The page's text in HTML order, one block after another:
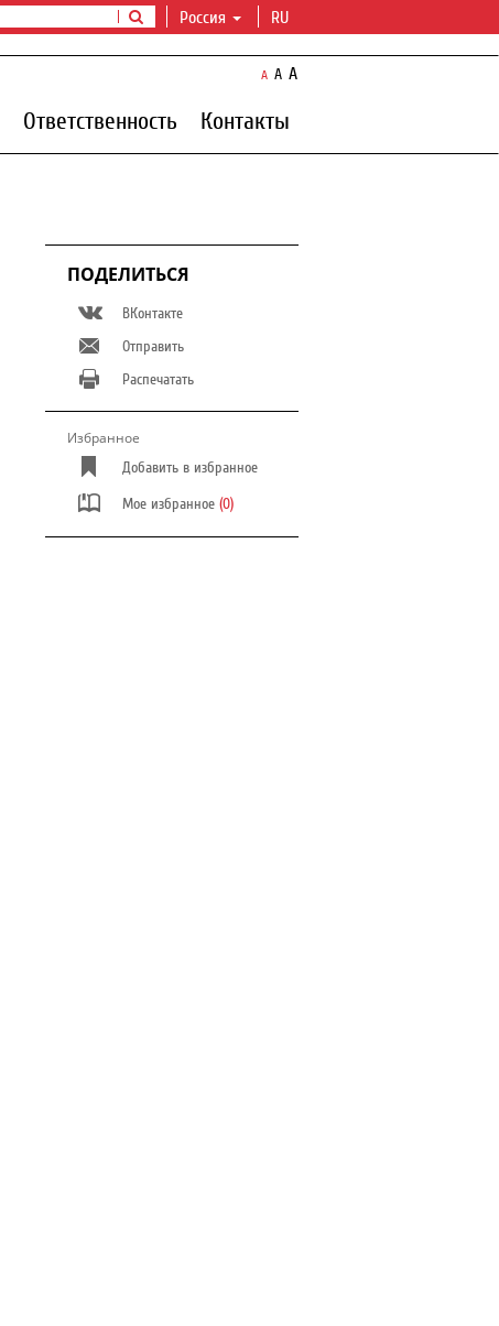
Россия RU
A A A
Ответственность Контакты
ПОДЕЛИТЬСЯ
ВКонтакте
Отправить
Распечатать
Избранное
Добавить в избранное
Мое избранное (0)